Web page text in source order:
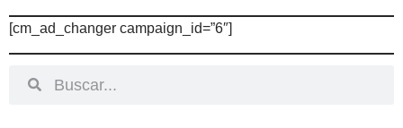
[cm_ad_changer campaign_id=”6″]